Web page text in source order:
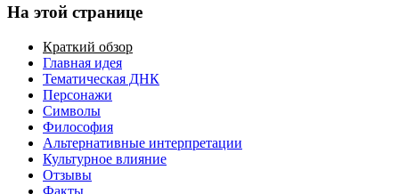
На этой странице
Краткий обзор
Главная идея
Тематическая ДНК
Персонажи
Символы
Философия
Альтернативные интерпретации
Культурное влияние
Отзывы
Факты